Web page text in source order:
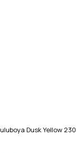
Dusk Yellow 230